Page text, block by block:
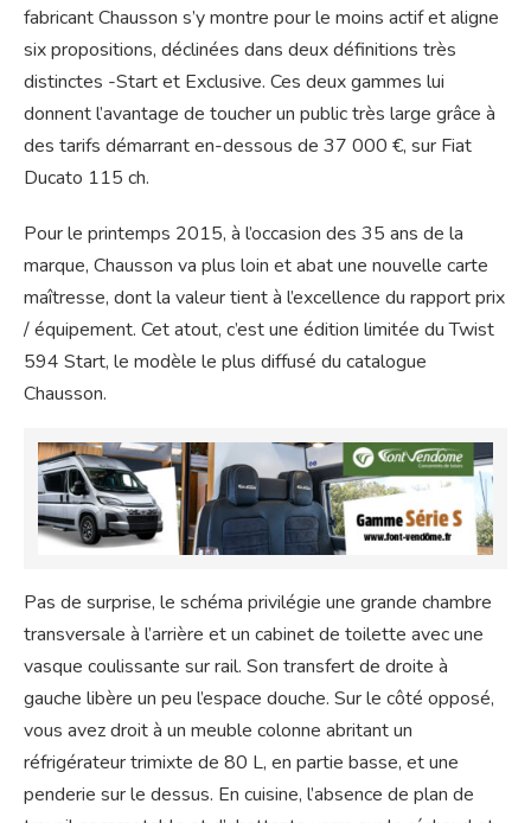
fabricant Chausson s’y montre pour le moins actif et aligne
six propositions, déclinées dans deux définitions très
distinctes -Start et Exclusive. Ces deux gammes lui
donnent l’avantage de toucher un public très large grâce à
des tarifs démarrant en-dessous de 37 000 €, sur Fiat
Ducato 115 ch.
Pour le printemps 2015, à l’occasion des 35 ans de la
marque, Chausson va plus loin et abat une nouvelle carte
maîtresse, dont la valeur tient à l’excellence du rapport prix
/ équipement. Cet atout, c’est une édition limitée du Twist
594 Start, le modèle le plus diffusé du catalogue
Chausson.
Pas de surprise, le schéma privilégie une grande chambre
transversale à l’arrière et un cabinet de toilette avec une
vasque coulissante sur rail. Son transfert de droite à
gauche libère un peu l’espace douche. Sur le côté opposé,
vous avez droit à un meuble colonne abritant un
réfrigérateur trimixte de 80 L, en partie basse, et une
penderie sur le dessus. En cuisine, l’absence de plan de